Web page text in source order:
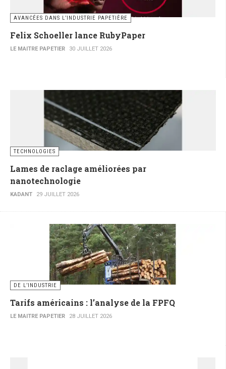
AVANCÉES DANS L’INDUSTRIE PAPETIÈRE
Felix Schoeller lance RubyPaper
LE MAITRE PAPETIER 30 JUILLET 2026
TECHNOLOGIES
Lames de raclage améliorées par
nanotechnologie
KADANT 29 JUILLET 2026
DE L’INDUSTRIE
Tarifs américains : l’analyse de la FPFQ
LE MAITRE PAPETIER 28 JUILLET 2026